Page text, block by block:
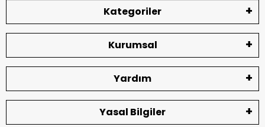
Kategoriler
Kurumsal
Yardım
Yasal Bilgiler